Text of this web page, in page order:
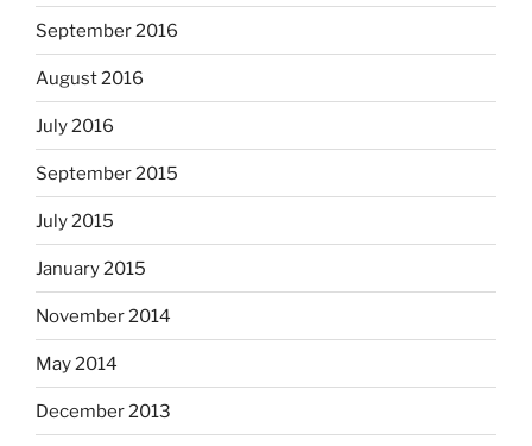
September 2016
August 2016
July 2016
September 2015
July 2015
January 2015
November 2014
May 2014
December 2013